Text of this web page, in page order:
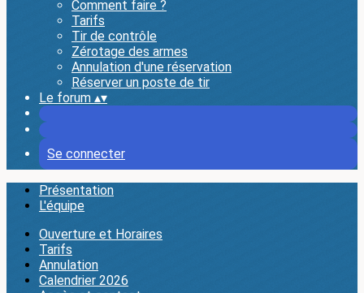
Comment faire ?
Tarifs
Tir de contrôle
Zérotage des armes
Annulation d'une réservation
Réserver un poste de tir
Le forum ▴▾
Se connecter
Présentation
L'équipe
Ouverture et Horaires
Tarifs
Annulation
Calendrier 2026